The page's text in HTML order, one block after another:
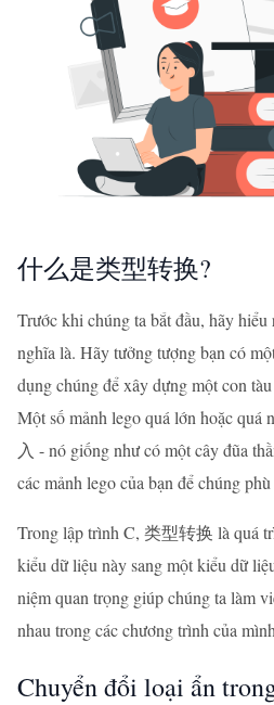
什么是类型转换?
Trước khi chúng ta bắt đầu, hãy
nghĩa là. Hãy tưởng tượng bạn có
dụng chúng để xây dựng một con
Một số mảnh lego quá lớn hoặc
入 - nó giống như có một cây đũa
các mảnh lego của bạn để chúng
Trong lập trình C, 类型转换 là quá
kiểu dữ liệu này sang một kiểu dữ
niệm quan trọng giúp chúng ta làm
nhau trong các chương trình của
Chuyển đổi loại ẩn